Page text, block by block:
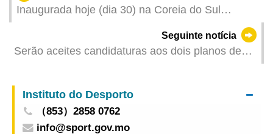
Inaugurada hoje (dia 30) na Coreia do Sul
Macau” para continuar a expandir mercados de
visitantes internacionais
Seguinte notícia
Serão aceites candidaturas aos dois planos de
Instituto do Desporto
（853）2858 0762
info@sport.gov.mo